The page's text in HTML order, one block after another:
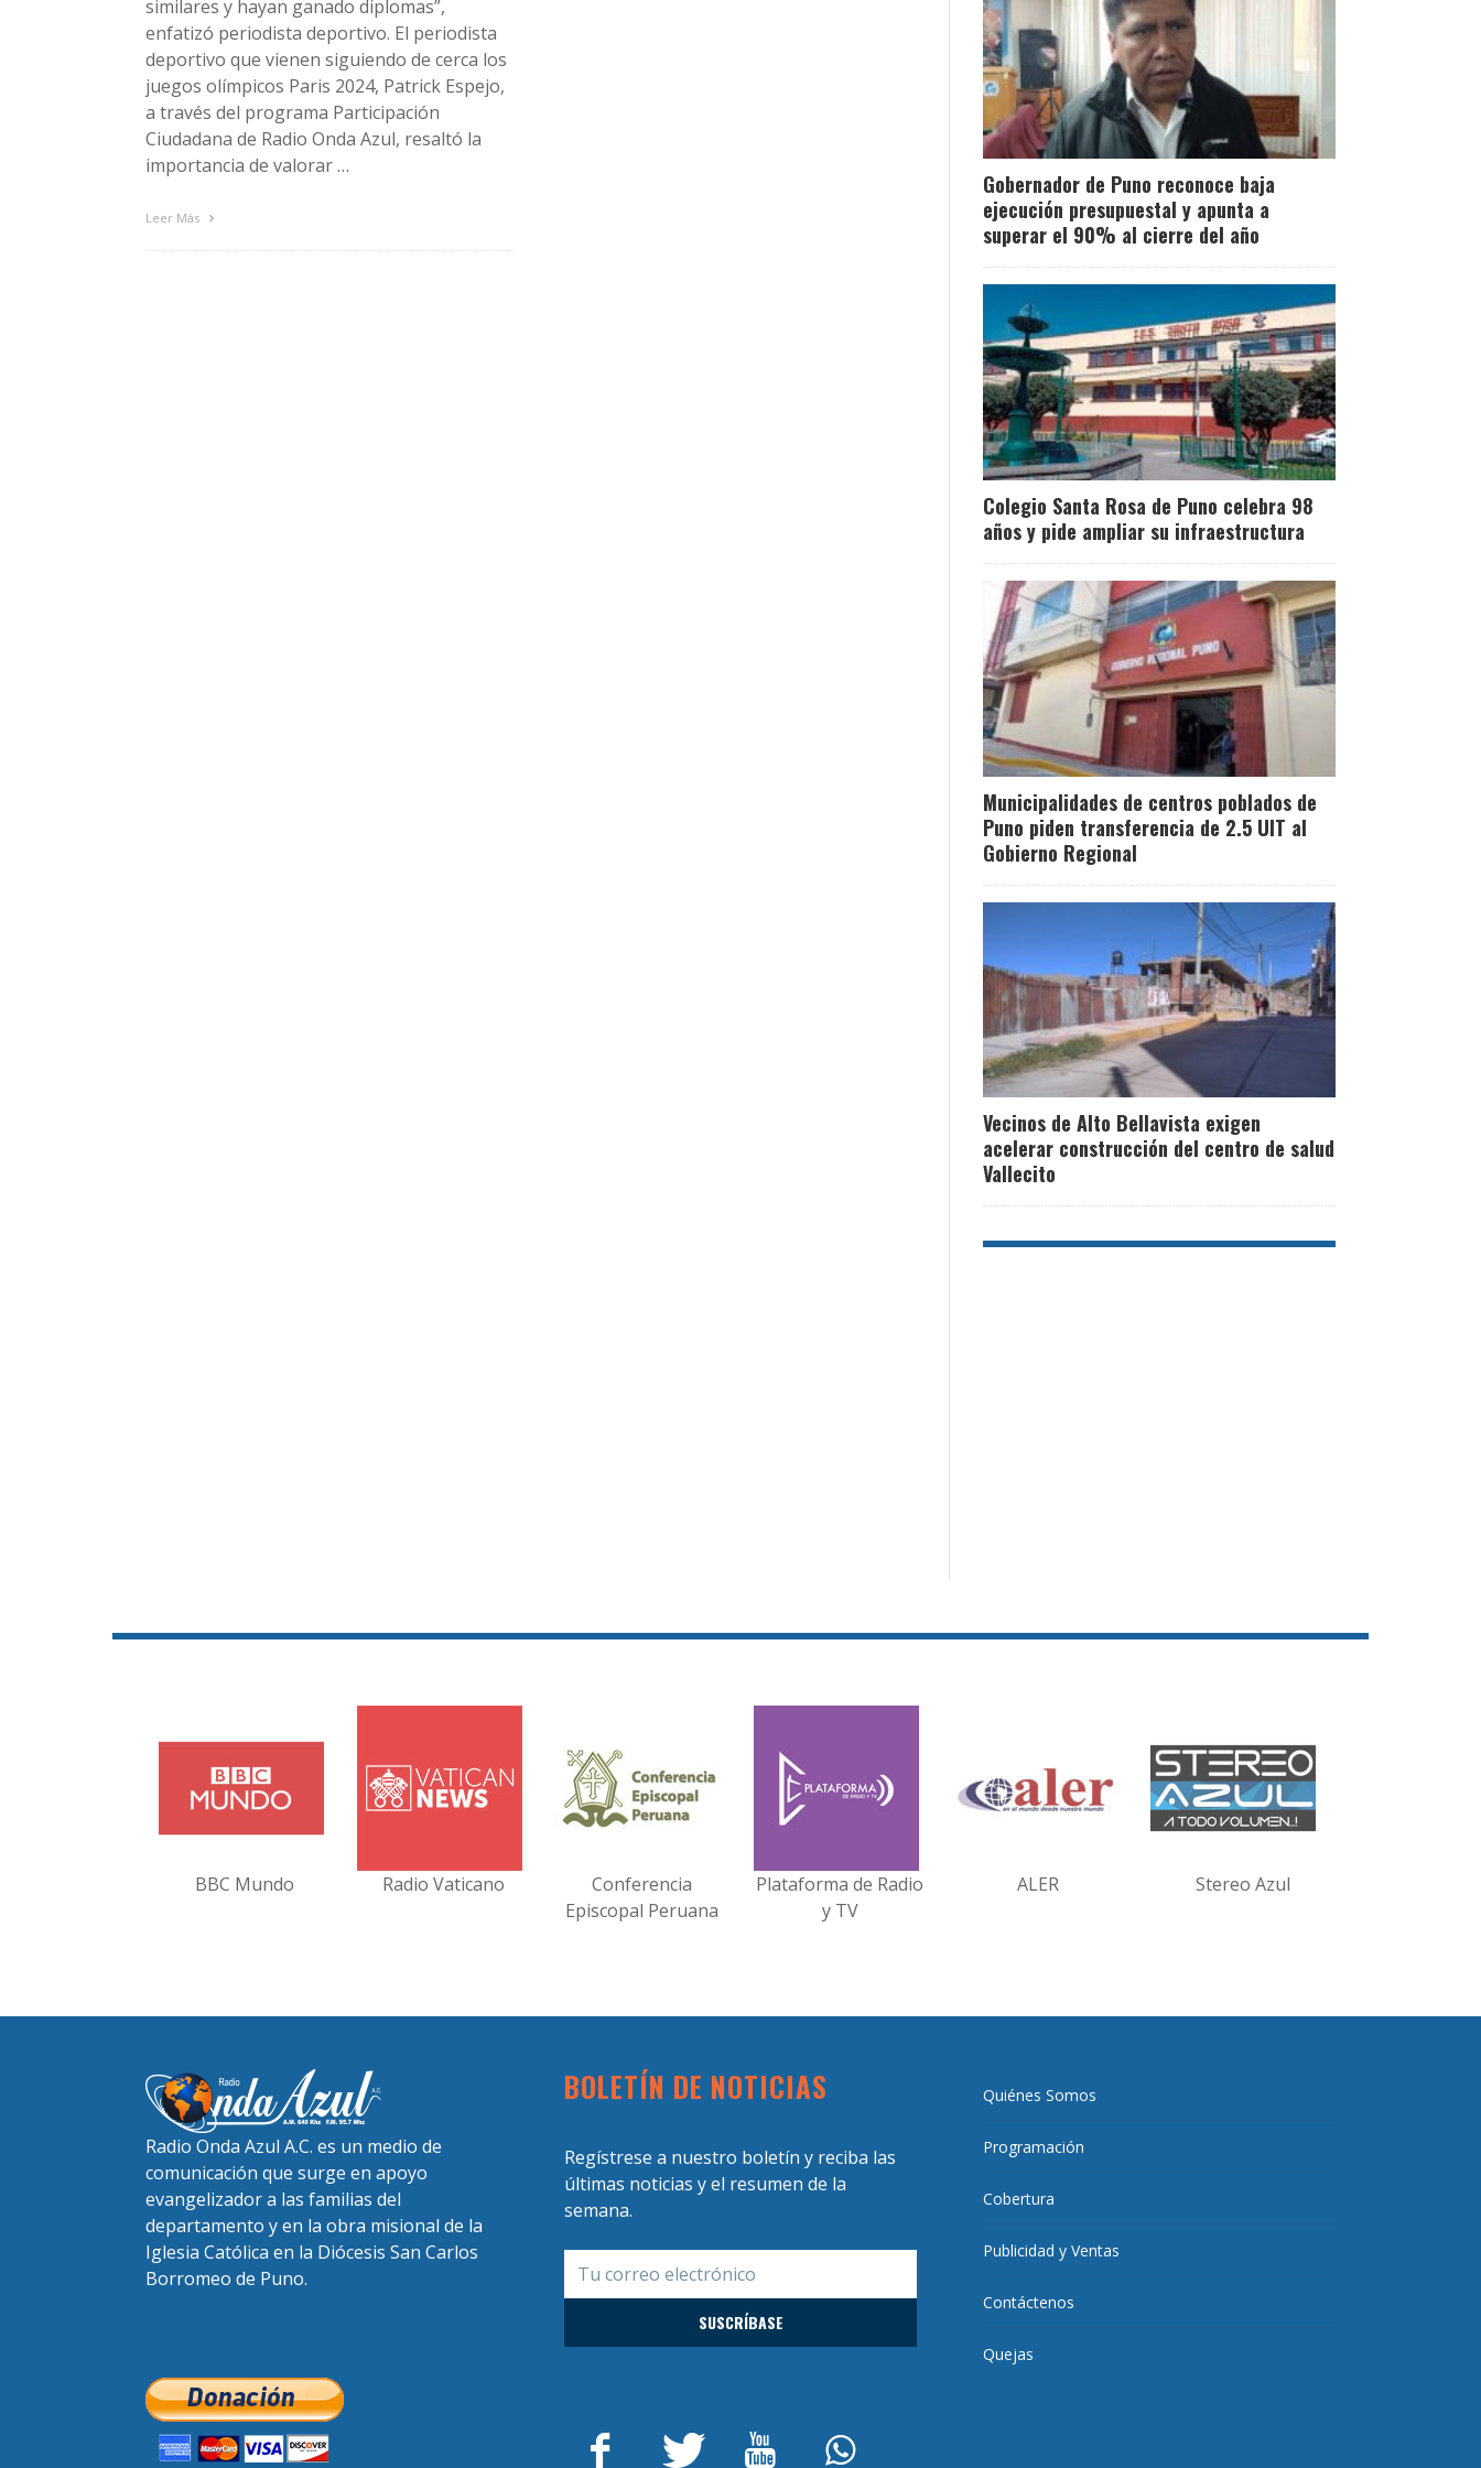
similares y hayan ganado diplomas”,
enfatizó periodista deportivo. El periodista
deportivo que vienen siguiendo de cerca los
juegos olímpicos Paris 2024, Patrick Espejo,
a través del programa Participación
Ciudadana de Radio Onda Azul, resaltó la
importancia de valorar …
Leer Más
Gobernador de Puno reconoce baja
ejecución presupuestal y apunta a
superar el 90% al cierre del año
Colegio Santa Rosa de Puno celebra 98
años y pide ampliar su infraestructura
Municipalidades de centros poblados de
Puno piden transferencia de 2.5 UIT al
Gobierno Regional
Vecinos de Alto Bellavista exigen
acelerar construcción del centro de salud
Vallecito
BBC Mundo Radio Vaticano
Conferencia
Episcopal Peruana
Plataforma de Radio
y TV
ALER Stereo Azul
Radio Onda Azul A.C. es un medio de
comunicación que surge en apoyo
evangelizador a las familias del
departamento y en la obra misional de la
Iglesia Católica en la Diócesis San Carlos
Borromeo de Puno.
BOLETÍN DE NOTICIAS
Regístrese a nuestro boletín y reciba las
últimas noticias y el resumen de la
semana.
Quiénes Somos
Programación
Cobertura
Publicidad y Ventas
Contáctenos
Quejas